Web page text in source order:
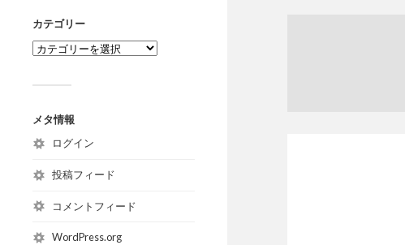
カテゴリー
メタ情報
ログイン
投稿フィード
コメントフィード
WordPress.org